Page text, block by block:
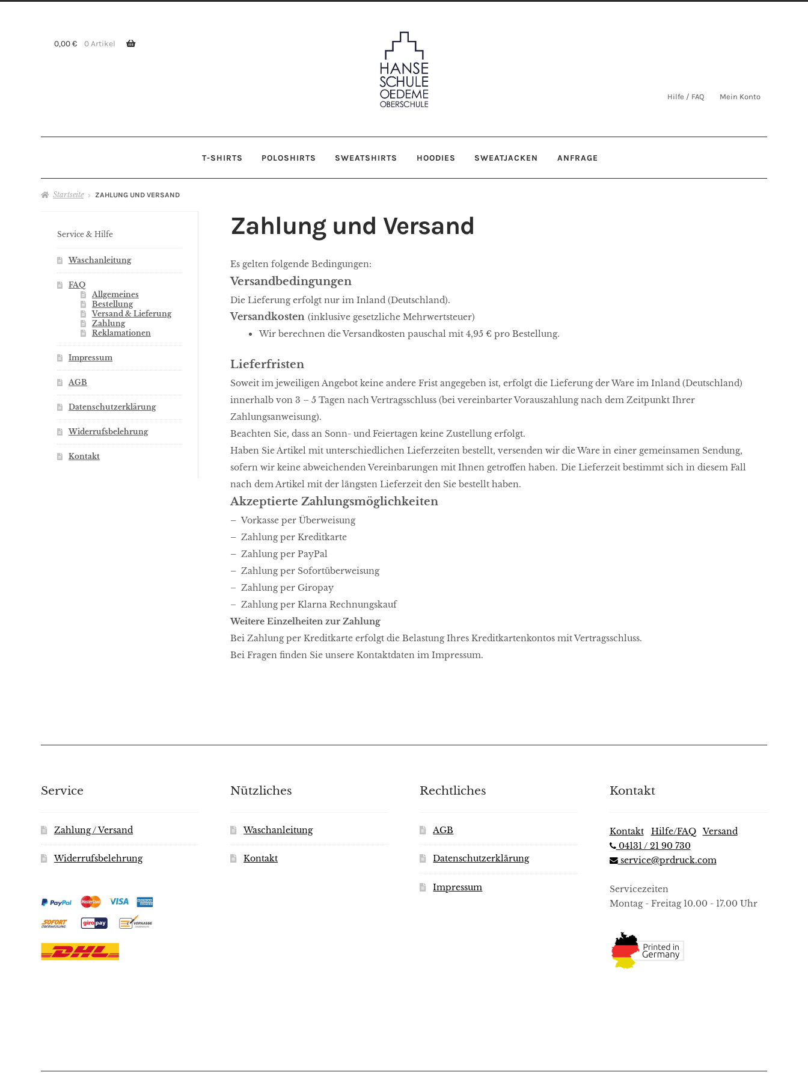
0,00€ 0 Artikel
Hilfe / FAQ Mein Konto
T-SHIRTS POLOSHIRTS SWEATSHIRTS HOODIES SWEATJACKEN ANFRAGE
Startseite ZAHLUNG UND VERSAND
Zahlung und Versand
Es gelten folgende Bedingungen:
Versandbedingungen
Die Lieferung erfolgt nur im Inland (Deutschland).
Versandkosten (inklusive gesetzliche Mehrwertsteuer)
Wir berechnen die Versandkosten pauschal mit 4,95 € pro Bestellung.
Lieferfristen
Soweit im jeweiligen Angebot keine andere Frist angegeben ist, erfolgt die Lieferung der Ware im Inland (Deutschland)
innerhalb von 3 – 5 Tagen nach Vertragsschluss (bei vereinbarter Vorauszahlung nach dem Zeitpunkt Ihrer
Zahlungsanweisung).
Beachten Sie, dass an Sonn- und Feiertagen keine Zustellung erfolgt.
Haben Sie Artikel mit unterschiedlichen Lieferzeiten bestellt, versenden wir die Ware in einer gemeinsamen Sendung,
sofern wir keine abweichenden Vereinbarungen mit Ihnen getroffen haben. Die Lieferzeit bestimmt sich in diesem Fall
nach dem Artikel mit der längsten Lieferzeit den Sie bestellt haben.
Akzeptierte Zahlungsmöglichkeiten
–Vorkasse per Überweisung
–Zahlung per Kreditkarte
– Zahlung per PayPal
– Zahlung per Sofortüberweisung
– Zahlung per Giropay
– Zahlung per Klarna Rechnungskauf
Weitere Einzelheiten zur Zahlung
Bei Zahlung per Kreditkarte erfolgt die Belastung Ihres Kreditkartenkontos mit Vertragsschluss.
Bei Fragen finden Sie unsere Kontaktdaten im Impressum.
Service & Hilfe
Waschanleitung
FAQ
Allgemeines
Bestellung
Versand & Lieferung
Zahlung
Reklamationen
Impressum
AGB
Datenschutzerklärung
Widerrufsbelehrung
Kontakt
Service
Zahlung / Versand
Widerrufsbelehrung
Nützliches
Waschanleitung
Kontakt
Rechtliches
AGB
Datenschutzerklärung
Impressum
Kontakt
Kontakt| Hilfe/FAQ|Versand
04131 / 21 90 730
service@prdruck.com
Servicezeiten
Montag - Freitag 10.00 - 17.00 Uhr